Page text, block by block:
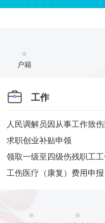
户籍
工作
人民调解员因从事工作致
求职创业补贴申领
领取一级至四级伤残职工
工伤医疗（康复）费用申报